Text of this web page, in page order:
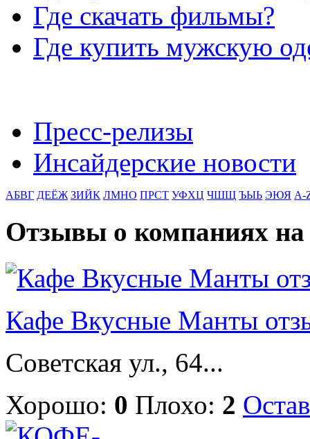
Где скачать фильмы?
Где купить мужскую
Пресс-релизы
Инсайдерские новости
АБВГ ДЕЁЖ ЗИЙК ЛМНО ПРСТ УФХЦ ЧШЩ ЪЫЬ ЭЮЯ A-
Отзывы о компаниях
Кафе Вкусные Манты
Советская ул., 64...
Хорошо: 0 Плохо: 2